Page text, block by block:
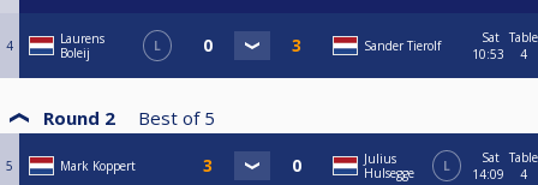
4
Laurens
Boleij
L Sander Tierolf
Sat
10:53
Table
4
Round 2 Best of 5
5 Mark Koppert
Julius
Hulsegge
L
Sat
14:09
Table
4